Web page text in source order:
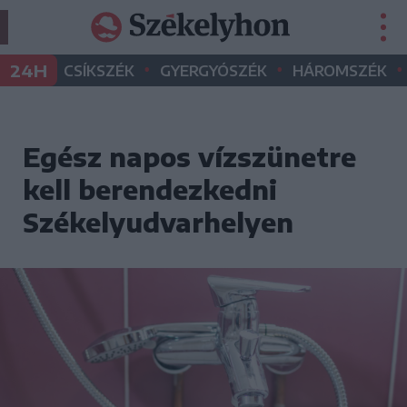
24H CSÍKSZÉK • GYERGYÓSZÉK • HÁROMSZÉK •
Egész napos vízszünetre
kell berendezkedni
Székelyudvarhelyen